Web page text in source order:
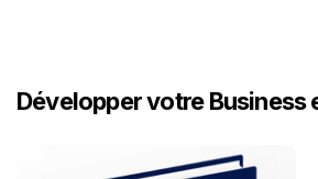
Développer votre Business